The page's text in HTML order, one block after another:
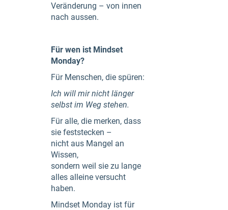
Veränderung – von innen
nach aussen.
Für wen ist Mindset
Monday?
Für Menschen, die spüren:
Ich will mir nicht länger
selbst im Weg stehen.
Für alle, die merken, dass
sie feststecken –
nicht aus Mangel an
Wissen,
sondern weil sie zu lange
alles alleine versucht
haben.
Mindset Monday ist für